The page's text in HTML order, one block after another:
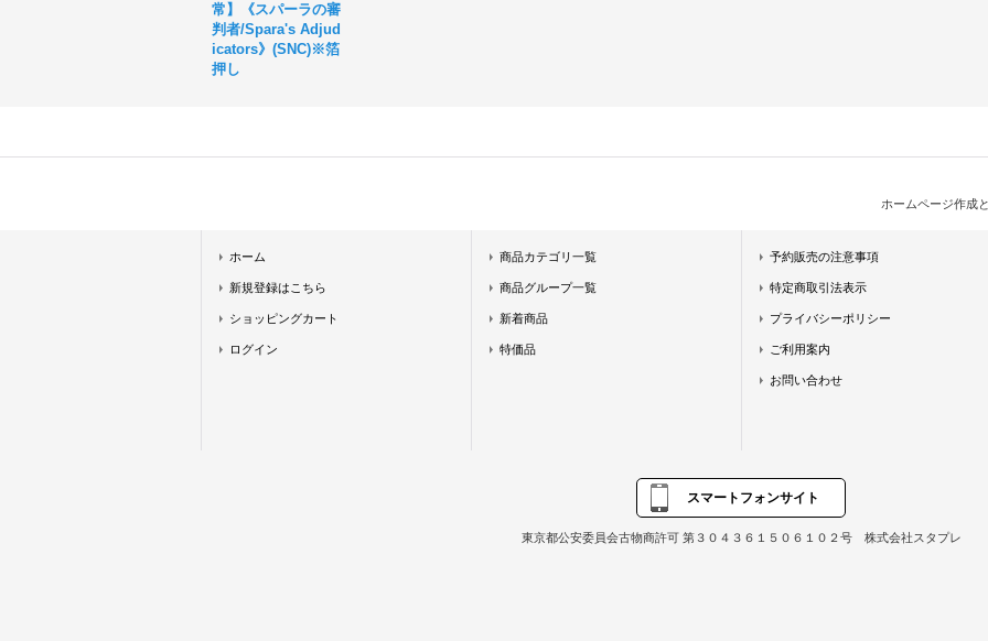
常】《スパーラの審
判者/Spara's Adjud
icators》(SNC)※箔
押し
ホームページ作成
ホーム
新規登録はこちら
ショッピングカート
ログイン
商品カテゴリ一覧
商品グループ一覧
新着商品
特価品
予約販売の注意事項
特定商取引法表示
プライバシーポリシー
ご利用案内
お問い合わせ
スマートフォンサイト
東京都公安委員会古物商許可 第３０４３６１５０６１０２号 株式会社スタプレ